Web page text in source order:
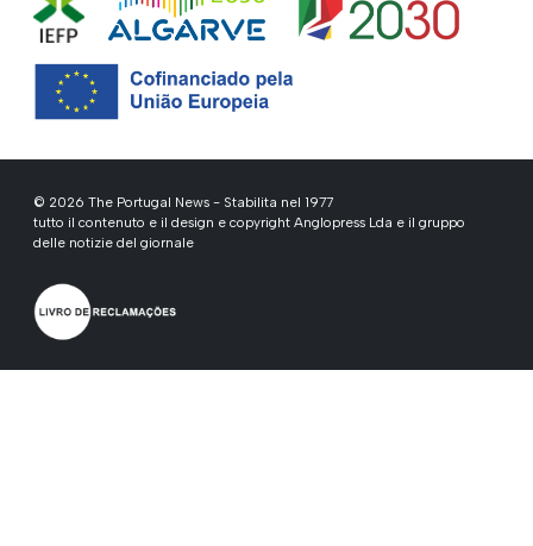
© 2026 The Portugal News - Stabilita nel 1977
tutto il contenuto e il design e copyright Anglopress Lda e il gruppo
delle notizie del giornale